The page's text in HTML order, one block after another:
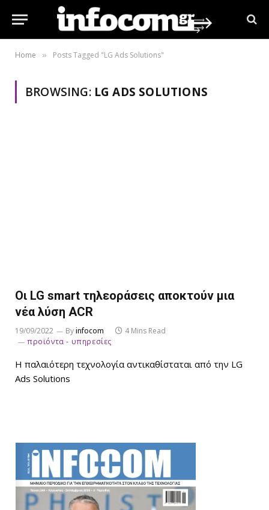
Home » Posts Tagged "LG Ads Solutions"
BROWSING: LG ADS SOLUTIONS
Οι LG smart τηλεοράσεις αποκτούν μια
νέα λύση ACR
19/09/2022 Byinfocom
4 Mins Read
προϊόντα - υπηρεσίες
Η παλαιότερη τεχνολογία αντικαθίσταται από την LG
Ads Solutions